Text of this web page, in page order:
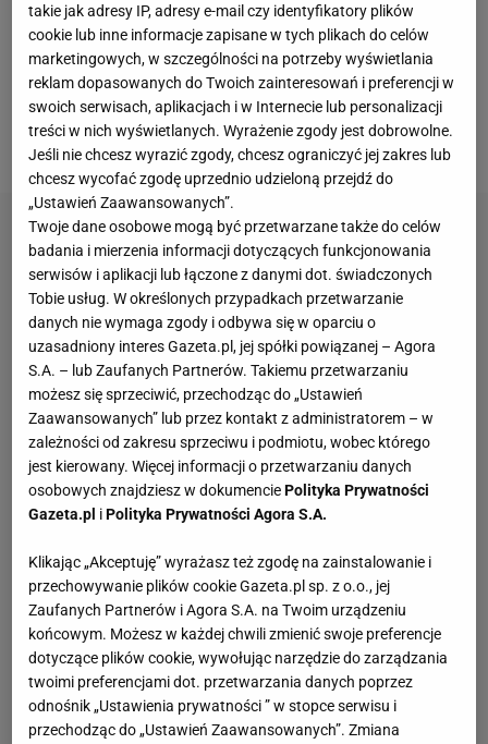
800 ml bulionu
1/4 szklanki tartego parmezanu
sól
pieprz
+ 1 jajko (do wymieszania ze schłodzonym risotto)
takie jak adresy IP, adresy e-mail czy identyfikatory plików
cookie lub inne informacje zapisane w tych plikach do celów
marketingowych, w szczególności na potrzeby wyświetlania
reklam dopasowanych do Twoich zainteresowań i preferencji w
swoich serwisach, aplikacjach i w Internecie lub personalizacji
treści w nich wyświetlanych. Wyrażenie zgody jest dobrowolne.
Jeśli nie chcesz wyrazić zgody, chcesz ograniczyć jej zakres lub
chcesz wycofać zgodę uprzednio udzieloną przejdź do
„Ustawień Zaawansowanych”.
Twoje dane osobowe mogą być przetwarzane także do celów
badania i mierzenia informacji dotyczących funkcjonowania
serwisów i aplikacji lub łączone z danymi dot. świadczonych
Tobie usług. W określonych przypadkach przetwarzanie
danych nie wymaga zgody i odbywa się w oparciu o
uzasadniony interes Gazeta.pl, jej spółki powiązanej – Agora
S.A. – lub Zaufanych Partnerów. Takiemu przetwarzaniu
możesz się sprzeciwić, przechodząc do „Ustawień
Zaawansowanych” lub przez kontakt z administratorem – w
zależności od zakresu sprzeciwu i podmiotu, wobec którego
jest kierowany. Więcej informacji o przetwarzaniu danych
osobowych znajdziesz w dokumencie Polityka Prywatności
Gazeta.pl i Polityka Prywatności Agora S.A.
Klikając „Akceptuję” wyrażasz też zgodę na zainstalowanie i
przechowywanie plików cookie Gazeta.pl sp. z o.o., jej
Zaufanych Partnerów i Agora S.A. na Twoim urządzeniu
końcowym. Możesz w każdej chwili zmienić swoje preferencje
dotyczące plików cookie, wywołując narzędzie do zarządzania
twoimi preferencjami dot. przetwarzania danych poprzez
odnośnik „Ustawienia prywatności ” w stopce serwisu i
przechodząc do „Ustawień Zaawansowanych”. Zmiana